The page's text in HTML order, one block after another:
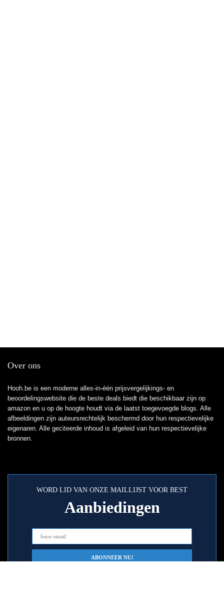
Over ons
Hooh.be is een moderne alles-in-één prijsvergelijkings- en
beoordelingswebsite die de beste deals biedt die beschikbaar zijn op
amazon en u op de hoogte houdt via de laatst toegevoegde blogs. Alle
afbeeldingen zijn auteursrechtelijk beschermd door hun respectievelijke
eigenaren. Alle geciteerde inhoud is afgeleid van hun respectievelijke
bronnen.
WORD LID VAN ONZE MAILLIJST VOOR BEST
Aanbiedingen